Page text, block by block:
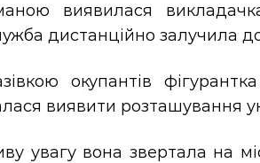
виявилася
дистанційно залучила до
окупантів
виявити розташування
увагу вона звертала на